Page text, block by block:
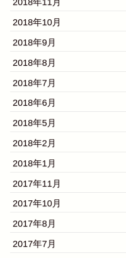
2018年11月
2018年10月
2018年9月
2018年8月
2018年7月
2018年6月
2018年5月
2018年2月
2018年1月
2017年11月
2017年10月
2017年8月
2017年7月